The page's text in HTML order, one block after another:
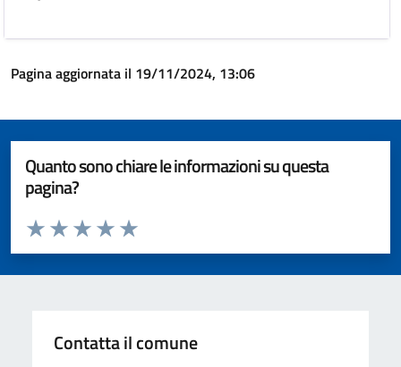
Pagina aggiornata il 19/11/2024, 13:06
Quanto sono chiare le informazioni su questa
pagina?
Valuta da 1 a 5 stelle la pagina
Valuta 5 stelle su 5
Valuta 4 stelle su 5
Valuta 3 stelle su 5
Valuta 2 stelle su 5
Valuta 1 stelle su 5
Contatta il comune